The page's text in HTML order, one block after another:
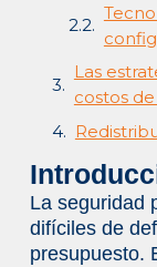
Las
costos
costo
La seguridad
difíciles de
presupuesto.